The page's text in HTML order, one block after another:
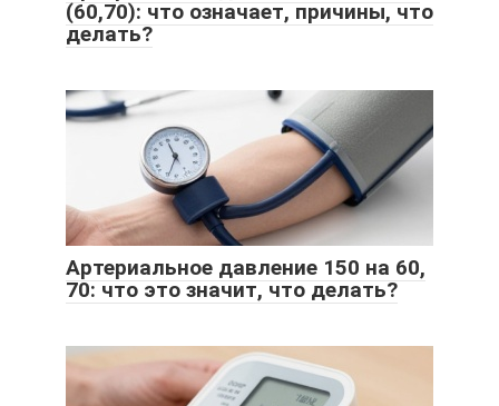
(60,70): что означает, причины, что
делать?
Артериальное давление 150 на 60,
70: что это значит, что делать?